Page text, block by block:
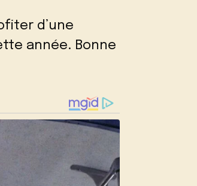
d’une
année. Bonne